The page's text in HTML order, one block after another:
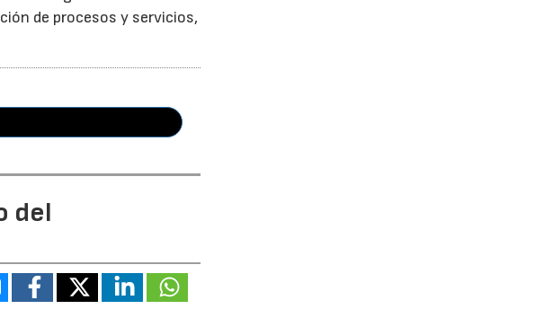
de procesos y servicios,
del